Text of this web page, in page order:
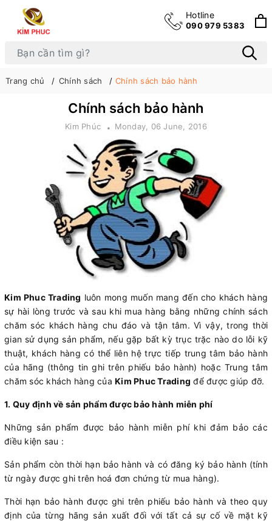
Hotline
090 979 5383
Trang chủ Chính sách Chính sách bảo hành
Chính sách bảo hành
Kim Phúc Monday, 06 June, 2016
Kim Phuc Trading luôn mong muốn mang đến cho khách hàng
sự hài lòng trước và sau khi mua hàng bằng những chính sách
chăm sóc khách hàng chu đáo và tận tâm. Vì vậy, trong thời
gian sử dụng sản phẩm, nếu gặp bất kỳ trục trặc nào do lỗi kỹ
thuật, khách hàng có thể liên hệ trực tiếp trung tâm bảo hành
của hãng (thông tin ghi trên phiếu bảo hành) hoặc Trung tâm
chăm sóc khách hàng của Kim Phuc Trading để được giúp đỡ.
1. Quy định về sản phẩm được bảo hành miễn phí
Những sản phẩm được bảo hành miễn phí khi đảm bảo các
điều kiện sau :
Sản phẩm còn thời hạn bảo hành và có đăng ký bảo hành (tính
từ ngày được ghi trên hoá đơn chứng từ mua hàng).
Thời hạn bảo hành được ghi trên phiếu bảo hành và theo quy
định của từng hãng sản xuất đối với tất cả sự cố về mặt kỹ